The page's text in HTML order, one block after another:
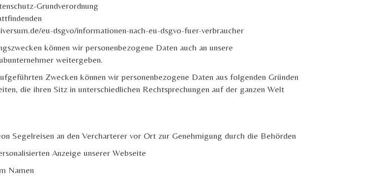
Grundverordnung
eu-dsgvo/informationen-nach-eu-dsgvo-fuer-verbraucher
können wir personenbezogene Daten auch an unsere
weitergeben.
Zwecken können wir personenbezogene Daten aus folgenden Gründen
die ihren Sitz in unterschiedlichen Rechtsprechungen auf der ganzen Welt
Segelreisen an den Vercharterer vor Ort zur Genehmigung durch die Behörden
Anzeige unserer Webseite
Namen